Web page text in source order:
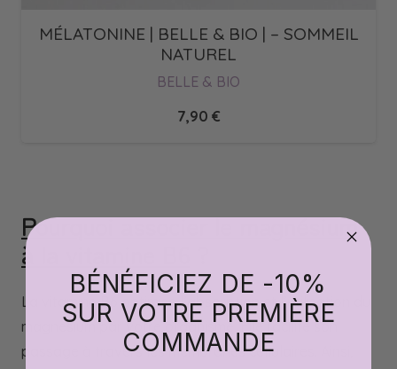
MÉLATONINE | BELLE & BIO | – SOMMEIL
NATUREL
BELLE & BIO
7,90 €
Pourquoi associer le magnésium
à la vitamine B6
La vitamine B6 optimise l’absorption et l’utilisation du
magnésium par votre organisme. Elle facilite son
passage à travers les membranes cellulaires. Ainsi,
BÉNÉFICIEZ DE -10%
SUR VOTRE PREMIÈRE
COMMANDE